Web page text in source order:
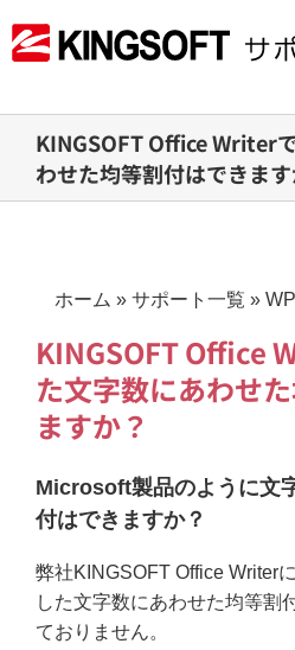
to
KINGSOFT Office Writer
わせた均等割付はできます
ホーム » サポート一覧 »
KINGSOFT Office
た文字数にあわせ
ますか？
Microsoft製品のように文
付はできますか？
弊社KINGSOFT Office Writer
した文字数にあわせた均等割
ておりません。